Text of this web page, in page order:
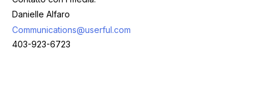
Danielle Alfaro
Communications@userful.com
403-923-6723